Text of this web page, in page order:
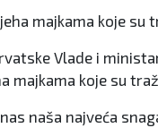
majkama koje su
Vlade i
majkama koje su
naša najveća